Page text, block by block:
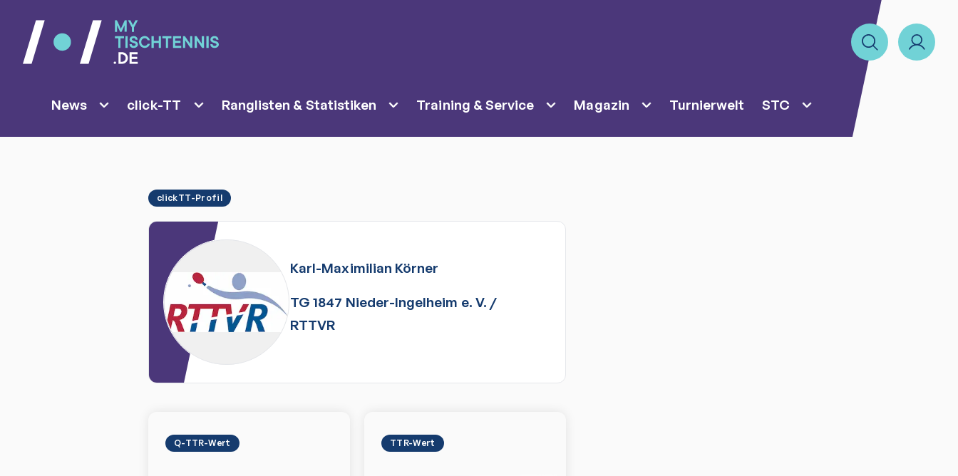
News click-TT Ranglisten & Statistiken Training & Service Magazin Turnierwelt STC
clickTT-Profil
Karl-Maximilian Körner
TG 1847 Nieder-Ingelheim e. V. /
RTTVR
Q-TTR-Wert TTR-Wert